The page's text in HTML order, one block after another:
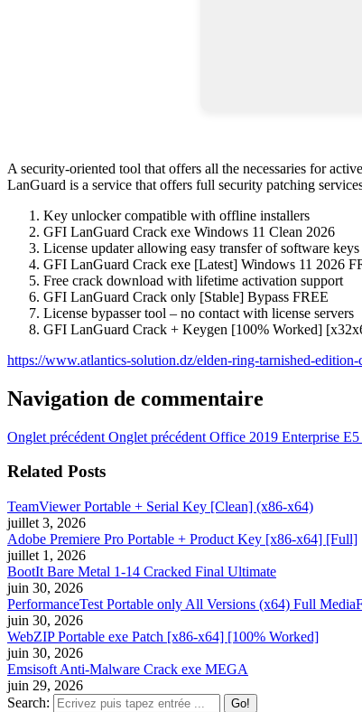
A security-oriented tool that offers all the necessaries for
LanGuard is a service that offers full security patching
Key unlocker compatible with offline installers
GFI LanGuard Crack exe Windows 11 Clean 2026
License updater allowing easy transfer of software keys
GFI LanGuard Crack exe [Latest] Windows 11 2026
Free crack download with lifetime activation support
GFI LanGuard Crack only [Stable] Bypass FREE
License bypasser tool – no contact with license servers
GFI LanGuard Crack + Keygen [100% Worked]
https://www.atlantics-solution.dz/elden-ring-tarnished-
Navigation de commentaire
Onglet précédent Onglet précédent Office 2019 Enterprise
Related Posts
TeamViewer Portable + Serial Key [Clean] (x86-x64)
juillet 3, 2026
Adobe Premiere Pro Portable + Product Key [x86-x64] [Full]
juillet 1, 2026
BootIt Bare Metal 1-14 Cracked Final Ultimate
juin 30, 2026
PerformanceTest Portable only All Versions (x64) Full
juin 30, 2026
WebZIP Portable exe Patch [x86-x64] [100% Worked]
juin 30, 2026
Emsisoft Anti-Malware Crack exe MEGA
juin 29, 2026
Search: